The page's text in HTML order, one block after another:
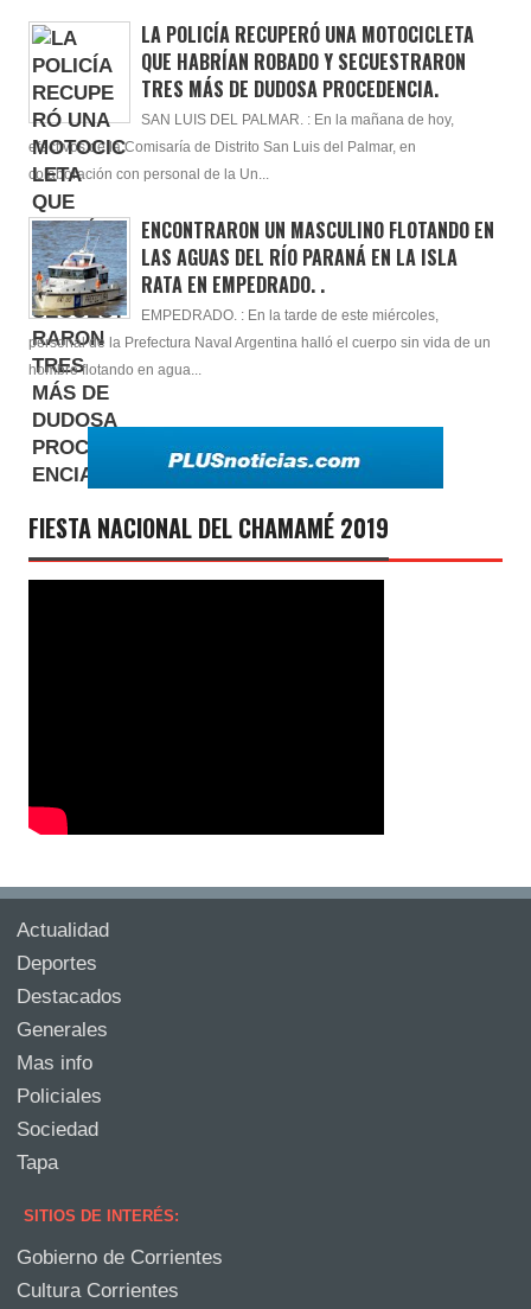
LA POLICÍA RECUPERÓ UNA MOTOCICLETA
QUE HABRÍAN ROBADO Y SECUESTRARON
TRES MÁS DE DUDOSA PROCEDENCIA.
SAN LUIS DEL PALMAR. : En la mañana de hoy,
efectivos de la Comisaría de Distrito San Luis del Palmar, en
colaboración con personal de la Un...
ENCONTRARON UN MASCULINO FLOTANDO EN
LAS AGUAS DEL RÍO PARANÁ EN LA ISLA
RATA EN EMPEDRADO. .
EMPEDRADO. : En la tarde de este miércoles,
personal de la Prefectura Naval Argentina halló el cuerpo sin vida de un
hombre flotando en agua...
FIESTA NACIONAL DEL CHAMAMÉ 2019
Actualidad
Deportes
Destacados
Generales
Mas info
Policiales
Sociedad
Tapa
SITIOS DE INTERÉS:
Gobierno de Corrientes
Cultura Corrientes